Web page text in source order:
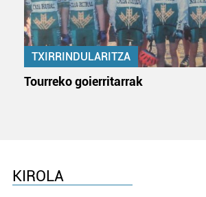
TXIRRINDULARITZA
Tourreko goierritarrak
KIROLA